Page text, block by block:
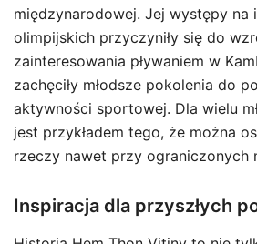
międzynarodowej. Jej występy na
olimpijskich przyczyniły się do
zainteresowania pływaniem w
zachęciły młodsze pokolenia do
aktywności sportowej. Dla wielu
jest przykładem tego, że można
rzeczy nawet przy ograniczonych
Inspiracja dla przyszłych